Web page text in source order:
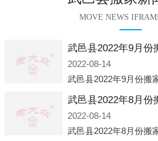
MOVE NEWS
2022-08-14
2022-08-14